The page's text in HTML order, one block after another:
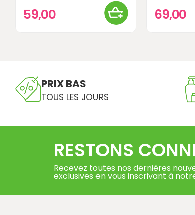
59,00 69,00
PRIX BAS
TOUS LES JOURS
RESTONS
Recevez toutes nos dernières
exclusives en vous inscrivant à